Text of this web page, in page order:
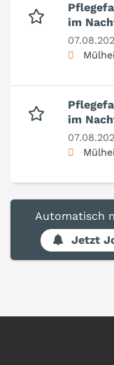
im
im
Automatisch
Jetzt